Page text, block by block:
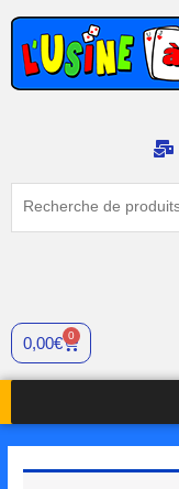
contenu
0,00€ 0
Panier